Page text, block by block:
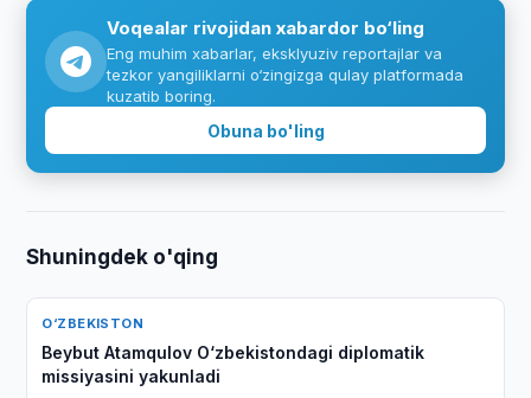
Voqealar rivojidan xabardor bo‘ling
Eng muhim xabarlar, eksklyuziv reportajlar va
tezkor yangiliklarni o‘zingizga qulay platformada
kuzatib boring.
Obuna bo'ling
Shuningdek o'qing
O‘ZBEKISTON
Beybut Atamqulov O‘zbekistondagi diplomatik
missiyasini yakunladi